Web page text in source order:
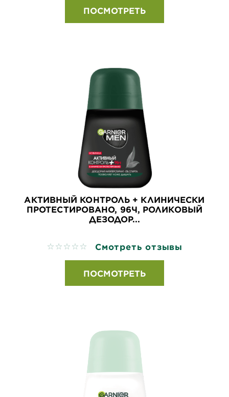
ПОСМОТРЕТЬ
АКТИВНЫЙ КОНТРОЛЬ + КЛИНИЧЕСКИ
ПРОТЕСТИРОВАНО, 96Ч, РОЛИКОВЫЙ
ДЕЗОДОР...
No reviews Смотреть отзывы
ПОСМОТРЕТЬ